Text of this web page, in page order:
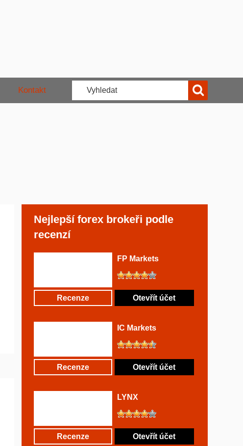
Kontakt
Nejlepší forex brokeři podle
recenzí
FP Markets
Recenze Otevřít účet
IC Markets
Recenze Otevřít účet
LYNX
Recenze Otevřít účet